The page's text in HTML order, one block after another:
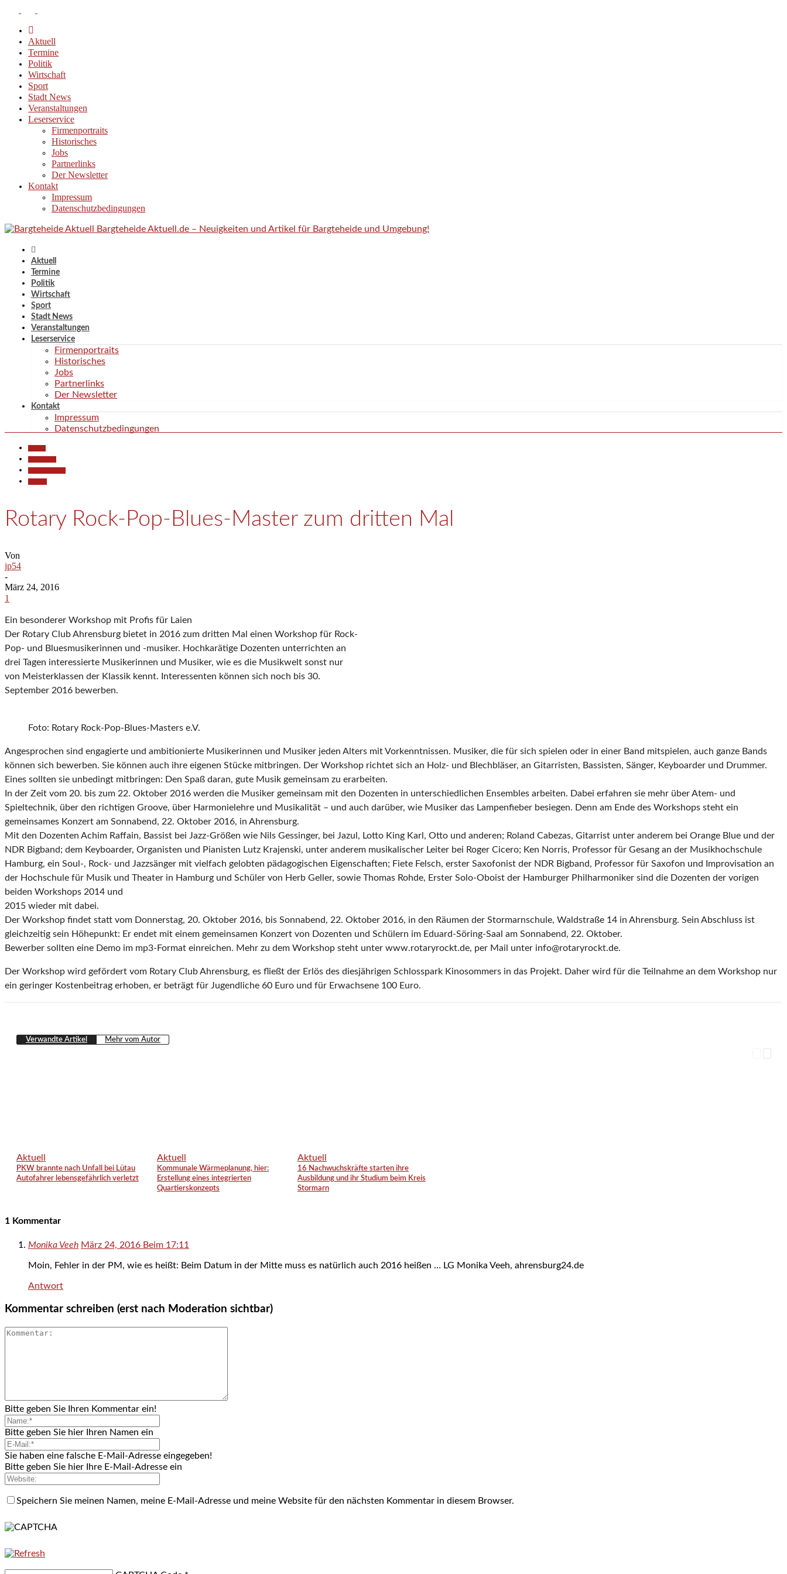
Aktuell
Termine
Politik
Wirtschaft
Sport
Stadt News
Veranstaltungen
Leserservice
Firmenportraits
Historisches
Jobs
Partnerlinks
Der Newsletter
Kontakt
Impressum
Datenschutzbedingungen
Bargteheide Aktuell.de – Neuigkeiten und Artikel für Bargteheide und Umgebung!
Aktuell
Termine
Politik
Wirtschaft
Sport
Stadt News
Veranstaltungen
Leserservice
Firmenportraits
Historisches
Jobs
Partnerlinks
Der Newsletter
Kontakt
Impressum
Datenschutzbedingungen
Rotary Rock-Pop-Blues-Master zum dritten Mal
Von
jp54
-
März 24, 2016
1
Ein besonderer Workshop mit Profis für Laien
Der Rotary Club Ahrensburg bietet in 2016 zum dritten Mal einen Workshop für Rock-
Pop- und Bluesmusikerinnen und -musiker. Hochkarätige Dozenten unterrichten an
drei Tagen interessierte Musikerinnen und Musiker, wie es die Musikwelt sonst nur
von Meisterklassen der Klassik kennt. Interessenten können sich noch bis 30.
September 2016 bewerben.
Foto: Rotary Rock-Pop-Blues-Masters e.V.
Angesprochen sind engagierte und ambitionierte Musikerinnen und Musiker jeden Alters mit Vorkenntnissen. Musiker, die für sich spielen oder in einer Band mitspielen, auch ganze Bands
können sich bewerben. Sie können auch ihre eigenen Stücke mitbringen. Der Workshop richtet sich an Holz- und Blechbläser, an Gitarristen, Bassisten, Sänger, Keyboarder und Drummer.
Eines sollten sie unbedingt mitbringen: Den Spaß daran, gute Musik gemeinsam zu erarbeiten.
In der Zeit vom 20. bis zum 22. Oktober 2016 werden die Musiker gemeinsam mit den Dozenten in unterschiedlichen Ensembles arbeiten. Dabei erfahren sie mehr über Atem- und
Spieltechnik, über den richtigen Groove, über Harmonielehre und Musikalität – und auch darüber, wie Musiker das Lampenfieber besiegen. Denn am Ende des Workshops steht ein
gemeinsames Konzert am Sonnabend, 22. Oktober 2016, in Ahrensburg.
Mit den Dozenten Achim Raffain, Bassist bei Jazz-Größen wie Nils Gessinger, bei Jazul, Lotto King Karl, Otto und anderen; Roland Cabezas, Gitarrist unter anderem bei Orange Blue und der
NDR Bigband; dem Keyboarder, Organisten und Pianisten Lutz Krajenski, unter anderem musikalischer Leiter bei Roger Cicero; Ken Norris, Professor für Gesang an der Musikhochschule
Hamburg, ein Soul-, Rock- und Jazzsänger mit vielfach gelobten pädagogischen Eigenschaften; Fiete Felsch, erster Saxofonist der NDR Bigband, Professor für Saxofon und Improvisation an
der Hochschule für Musik und Theater in Hamburg und Schüler von Herb Geller, sowie Thomas Rohde, Erster Solo-Oboist der Hamburger Philharmoniker sind die Dozenten der vorigen
beiden Workshops 2014 und
2015 wieder mit dabei.
Der Workshop findet statt vom Donnerstag, 20. Oktober 2016, bis Sonnabend, 22. Oktober 2016, in den Räumen der Stormarnschule, Waldstraße 14 in Ahrensburg. Sein Abschluss ist
gleichzeitig sein Höhepunkt: Er endet mit einem gemeinsamen Konzert von Dozenten und Schülern im Eduard-Söring-Saal am Sonnabend, 22. Oktober.
Bewerber sollten eine Demo im mp3-Format einreichen. Mehr zu dem Workshop steht unter www.rotaryrockt.de, per Mail unter info@rotaryrockt.de.
Der Workshop wird gefördert vom Rotary Club Ahrensburg, es fließt der Erlös des diesjährigen Schlosspark Kinosommers in das Projekt. Daher wird für die Teilnahme an dem Workshop nur
ein geringer Kostenbeitrag erhoben, er beträgt für Jugendliche 60 Euro und für Erwachsene 100 Euro.
Verwandte Artikel Mehr vom Autor
Aktuell
PKW brannte nach Unfall bei Lütau
Autofahrer lebensgefährlich verletzt
Aktuell
Kommunale Wärmeplanung, hier:
Erstellung eines integrierten
Quartierskonzepts
Aktuell
16 Nachwuchskräfte starten ihre
Ausbildung und ihr Studium beim Kreis
Stormarn
1 Kommentar
Monika Veeh März 24, 2016 Beim 17:11
Moin, Fehler in der PM, wie es heißt: Beim Datum in der Mitte muss es natürlich auch 2016 heißen … LG Monika Veeh, ahrensburg24.de
Antwort
Kommentar schreiben (erst nach Moderation sichtbar)
Bitte geben Sie Ihren Kommentar ein!
Bitte geben Sie hier Ihren Namen ein
Sie haben eine falsche E-Mail-Adresse eingegeben!
Bitte geben Sie hier Ihre E-Mail-Adresse ein
Speichern Sie meinen Namen, meine E-Mail-Adresse und meine Website für den nächsten Kommentar in diesem Browser.